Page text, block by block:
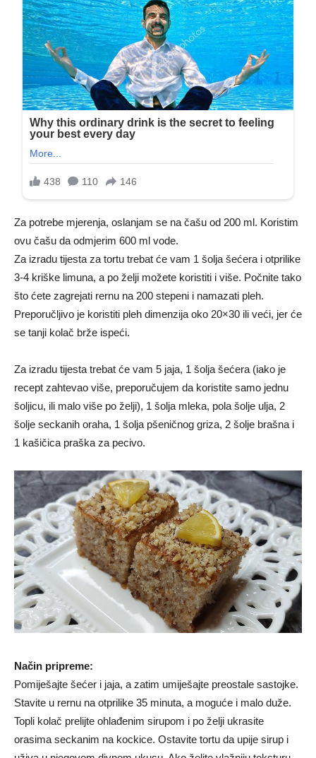
Za potrebe mjerenja, oslanjam se na čašu od 200 ml. Koristim
ovu čašu da odmjerim 600 ml vode.
Za izradu tijesta za tortu trebat će vam 1 šolja šećera i otprilike
3-4 kriške limuna, a po želji možete koristiti i više. Počnite tako
što ćete zagrejati rernu na 200 stepeni i namazati pleh.
Preporučljivo je koristiti pleh dimenzija oko 20×30 ili veći, jer će
se tanji kolač brže ispeći.
Za izradu tijesta trebat će vam 5 jaja, 1 šolja šećera (iako je
recept zahtevao više, preporučujem da koristite samo jednu
šoljicu, ili malo više po želji), 1 šolja mleka, pola šolje ulja, 2
šolje seckanih oraha, 1 šolja pšeničnog griza, 2 šolje brašna i
1 kašičica praška za pecivo.
Način pripreme:
Pomiješajte šećer i jaja, a zatim umiješajte preostale sastojke.
Stavite u rernu na otprilike 35 minuta, a moguće i malo duže.
Topli kolač prelijte ohlađenim sirupom i po želji ukrasite
orasima seckanim na kockice. Ostavite tortu da upije sirup i